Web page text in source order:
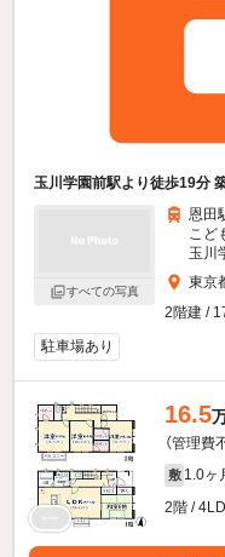
玉川学園前駅より徒歩19分
すべての写真
恩田
こど
玉川
東京
2階建 /
駐車場あり
16.5
（管理費
敷 1.0ヶ
2階 /